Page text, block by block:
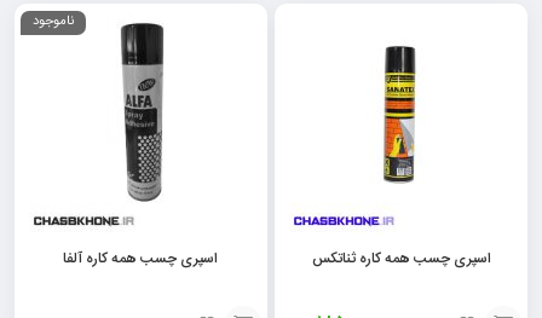
اسپری چسب همه کاره ثناتکس
ناموجود
اسپری چسب همه کاره آلفا